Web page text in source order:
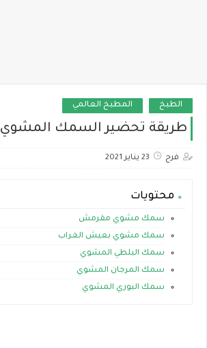
الطبخ المطبخ العالمي
طريقة تحضير السمك المشوي
فرح 23 يناير 2021
محتويات
سمك مشوي مقرمش
سمك مشوي بعيش الغراب
سمك البلطي المشوي
سمك المرجان المشوي
سمك البوري المشوي